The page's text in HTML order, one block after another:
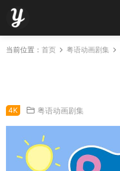
当前位置： 首页 粤语动画剧集
4K 粤语动画剧集